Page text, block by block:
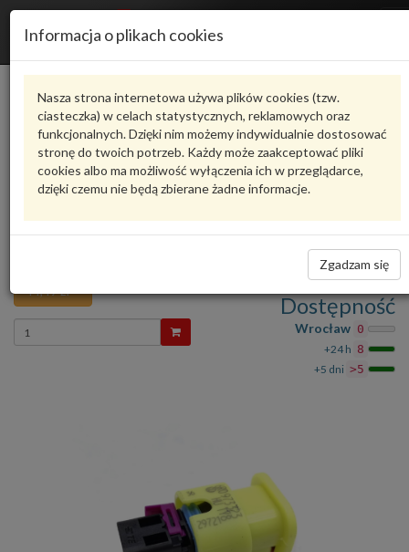
Informacja o plikach cookies
Nasza strona internetowa używa plików cookies (tzw.
ciasteczka) w celach statystycznych, reklamowych oraz
funkcjonalnych. Dzięki nim możemy indywidualnie dostosować
stronę do twoich potrzeb. Każdy może zaakceptować pliki
cookies albo ma możliwość wyłączenia ich w przeglądarce,
dzięki czemu nie będą zbierane żadne informacje.
Zgadzam się
Karta produktu
6R0973323VAG
VAG - produkt oryginalny VW AUDI SEAT SKODA
Zadaj pytanie o produkt
Oprawka wtyczki ze stykami
44,49 zł
Wprowadź
ilość
Dostępność
Wrocław 0
+24 h 8
+5 dni >5